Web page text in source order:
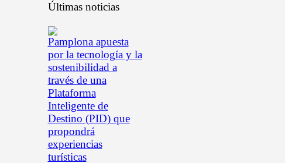
Últimas noticias
Pamplona apuesta
por la tecnología y la
sostenibilidad a
través de una
Plataforma
Inteligente de
Destino (PID) que
propondrá
experiencias
turísticas